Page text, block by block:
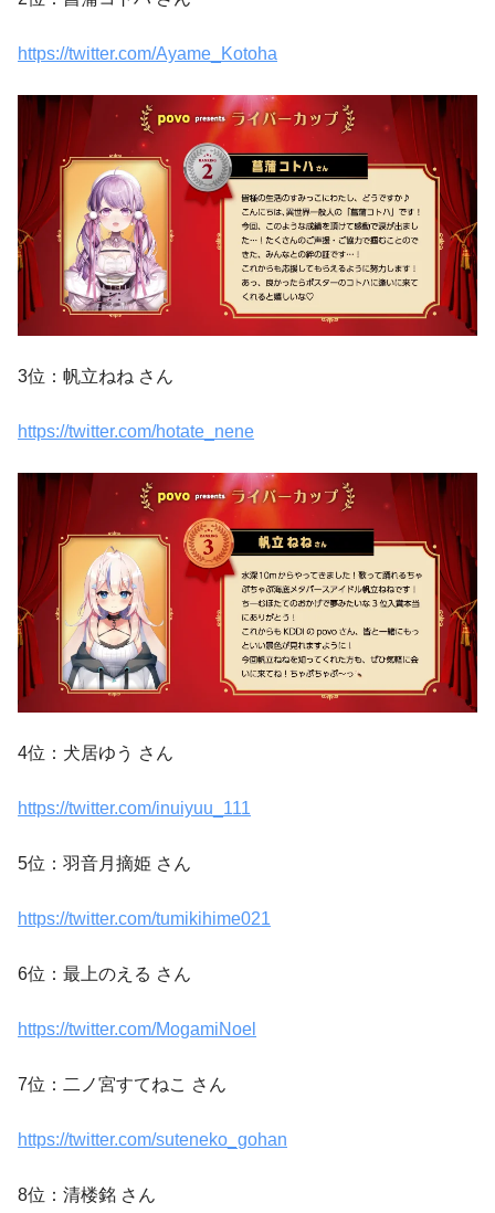
https://twitter.com/Ayame_Kotoha
3位：帆立ねね さん
https://twitter.com/hotate_nene
4位：犬居ゆう さん
https://twitter.com/inuiyuu_111
5位：羽音月摘姫 さん
https://twitter.com/tumikihime021
6位：最上のえる さん
https://twitter.com/MogamiNoel
7位：二ノ宮すてねこ さん
https://twitter.com/suteneko_gohan
8位：清楼銘 さん